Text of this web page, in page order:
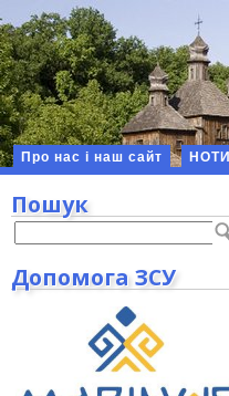
Про нас і наш сайт НОТИ
Пошук
Допомога ЗСУ